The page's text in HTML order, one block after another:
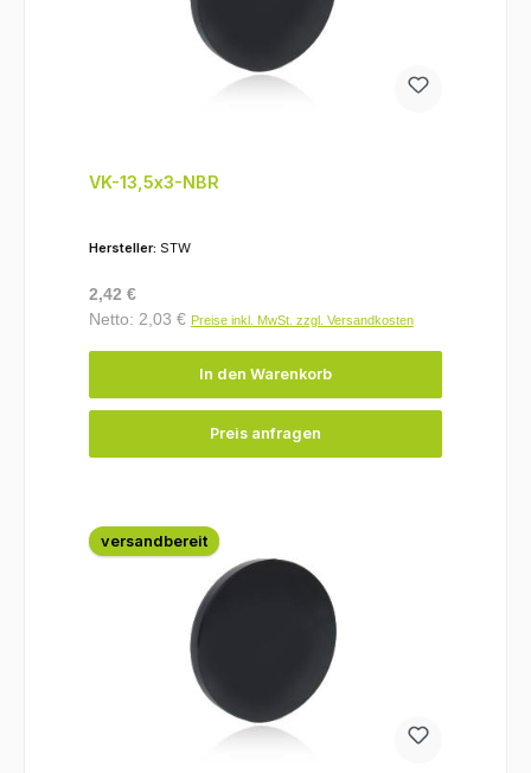
VK-13,5x3-NBR
Hersteller: STW
Regulärer Preis:
2,42 €
Netto: 2,03 € Preise inkl. MwSt. zzgl. Versandkosten
In den Warenkorb
Preis anfragen
versandbereit